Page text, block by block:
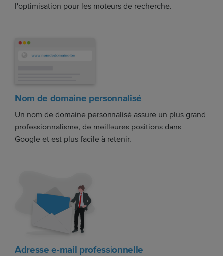
l'optimisation pour les moteurs de recherche.
Nom de domaine personnalisé
Un nom de domaine personnalisé assure un plus grand
professionnalisme, de meilleures positions dans
Google et est plus facile à retenir.
Adresse e-mail professionnelle